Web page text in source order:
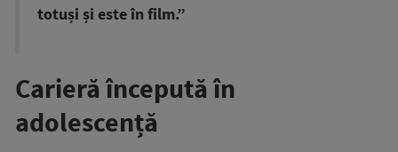
totuși și este în film.”
Carieră începută în
adolescență